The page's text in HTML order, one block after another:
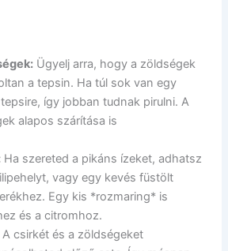
Ügyelj arra, hogy a zöldségek
a tepsin. Ha túl sok van egy
így jobban tudnak pirulni. A
alapos szárítása is
Ha szereted a pikáns ízeket, adhatsz
vagy egy kevés füstölt
Egy kis *rozmaring* is
és a citromhoz.
A csirkét és a zöldségeket